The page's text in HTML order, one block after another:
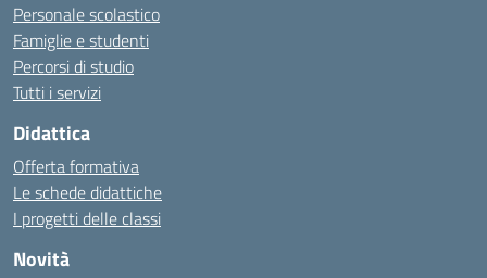
Personale scolastico
Famiglie e studenti
Percorsi di studio
Tutti i servizi
Didattica
Offerta formativa
Le schede didattiche
I progetti delle classi
Novità